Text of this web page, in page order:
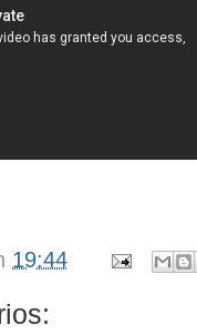
19:44